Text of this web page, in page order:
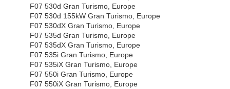
F07 530d Gran Turismo, Europe
F07 530d 155kW Gran Turismo, Europe
F07 530dX Gran Turismo, Europe
F07 535d Gran Turismo, Europe
F07 535dX Gran Turismo, Europe
F07 535i Gran Turismo, Europe
F07 535iX Gran Turismo, Europe
F07 550i Gran Turismo, Europe
F07 550iX Gran Turismo, Europe